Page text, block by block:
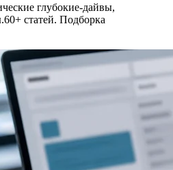
глубокие-дайвы,
статей. Подборка